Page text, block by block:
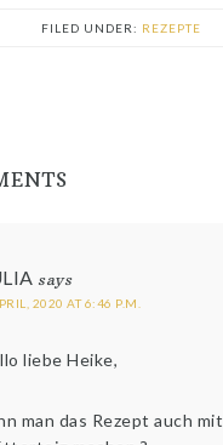
FILED UNDER: REZEPTE
says
2020 AT 6:46 P.M.
liebe Heike,
man das Rezept auch mit